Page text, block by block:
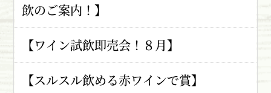
飲のご案内！】
【ワイン試飲即売会！８月】
【スルスル飲める赤ワインで賞】